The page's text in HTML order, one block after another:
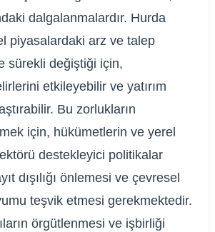
dalgalanmalardır. Hurda
piyasalardaki arz ve talep
sürekli değiştiği için,
etkileyebilir ve yatırım
Bu zorlukların
için, hükümetlerin ve yerel
destekleyici politikalar
dışılığı önlemesi ve çevresel
teşvik etmesi gerekmektedir.
örgütlenmesi ve işbirliği